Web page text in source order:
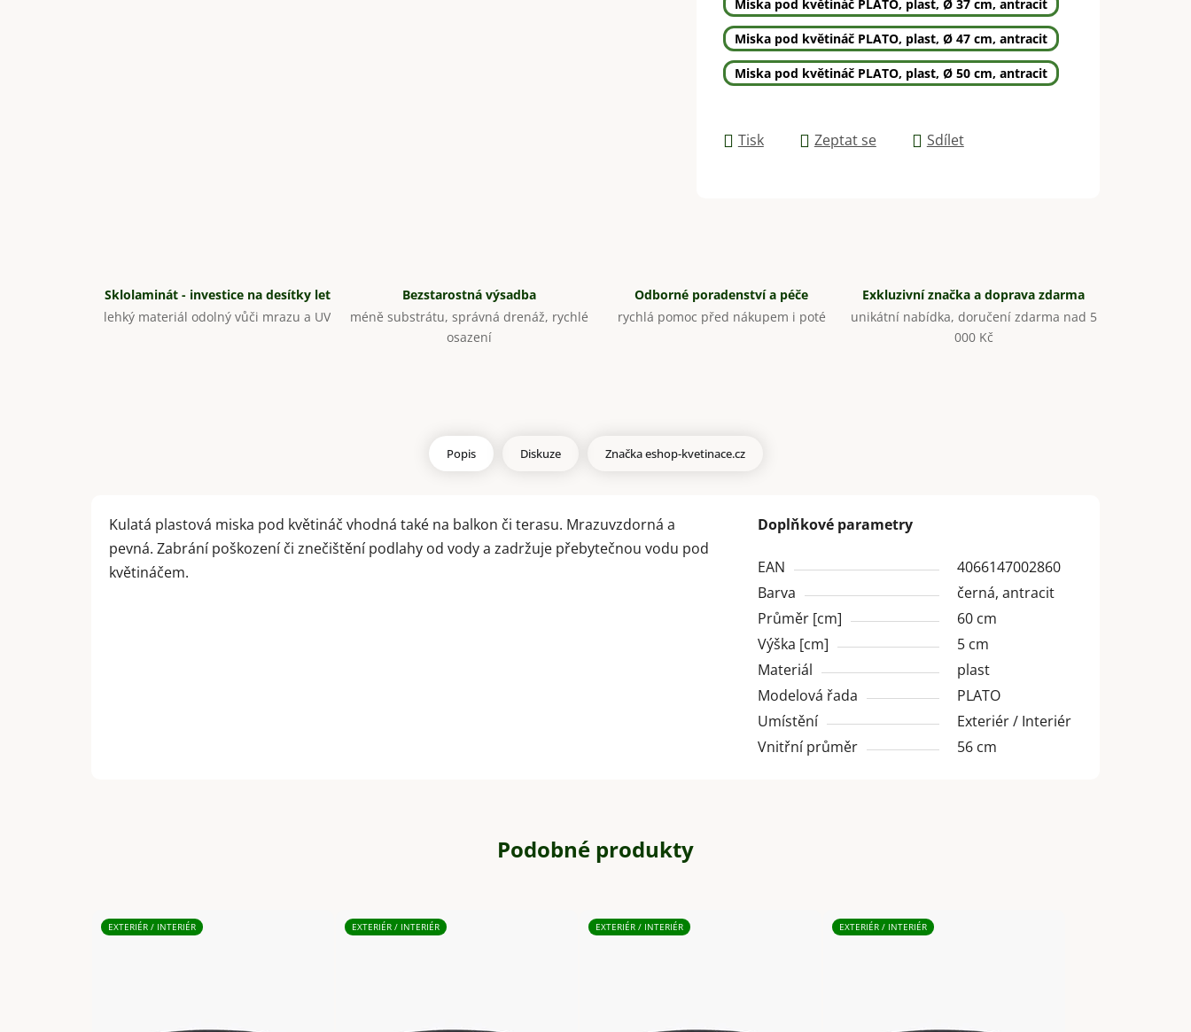
Miska pod květináč PLATO, plast, Ø 37 cm, antracit
Miska pod květináč PLATO, plast, Ø 47 cm, antracit
Miska pod květináč PLATO, plast, Ø 50 cm, antracit
Tisk Zeptat se Sdílet
Sklolaminát - investice na desítky let
lehký materiál odolný vůči mrazu a UV
Bezstarostná výsadba
méně substrátu, správná drenáž, rychlé
osazení
Odborné poradenství a péče
rychlá pomoc před nákupem i poté
Exkluzivní značka a doprava zdarma
unikátní nabídka, doručení zdarma nad 5
000 Kč
Popis Diskuze Značkaeshop-kvetinace.cz
Kulatá plastová miska pod květináč vhodná také na balkon či terasu. Mrazuvzdorná a
pevná. Zabrání poškození či znečištění podlahy od vody a zadržuje přebytečnou vodu pod
květináčem.
Doplňkové parametry
EAN
4066147002860
Barva
černá, antracit
Průměr [cm]
60 cm
Výška [cm]
5 cm
Materiál
plast
Modelová řada
PLATO
Umístění
Exteriér / Interiér
Vnitřní průměr
56 cm
Podobné produkty
EXTERIÉR / INTERIÉR EXTERIÉR / INTERIÉR EXTERIÉR / INTERIÉR EXTERIÉR / INTERIÉR